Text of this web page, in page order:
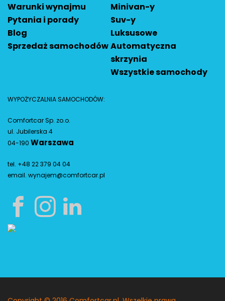
Warunki wynajmu
Pytania i porady
Blog
Sprzedaż samochodów
Minivan-y
Suv-y
Luksusowe
Automatyczna
skrzynia
Wszystkie samochody
WYPOŻYCZALNIA SAMOCHODÓW:
Comfortcar Sp. zo.o.
ul. Jubilerska 4
04-190 Warszawa
tel. +48 22 379 04 04
email. wynajem@comfortcar.pl